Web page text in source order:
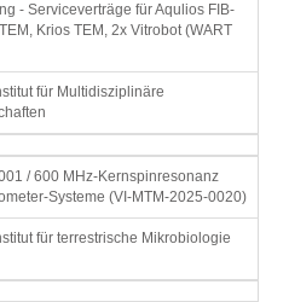
- Serviceverträge für Aqulios FIB-
Krios TEM, 2x Vitrobot (WART
für Multidisziplinäre
/ 600 MHz-Kernspinresonanz
Systeme (VI-MTM-2025-0020)
für terrestrische Mikrobiologie